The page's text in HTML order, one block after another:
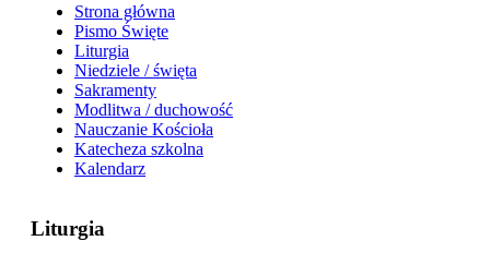
Strona główna
Pismo Święte
Liturgia
Niedziele / święta
Sakramenty
Modlitwa / duchowość
Nauczanie Kościoła
Katecheza szkolna
Kalendarz
Liturgia